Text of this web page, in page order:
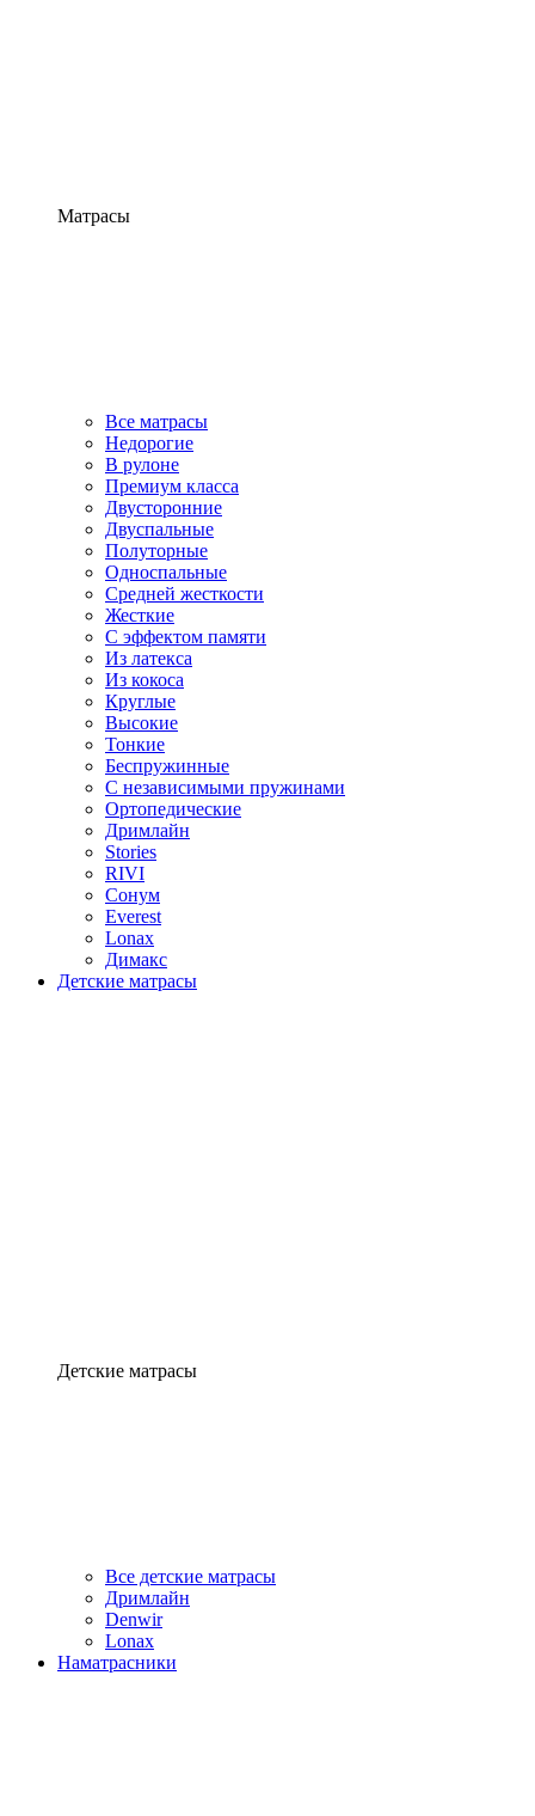
Матрасы
Все матрасы
Недорогие
В рулоне
Премиум класса
Двусторонние
Двуспальные
Полуторные
Односпальные
Средней жесткости
Жесткие
С эффектом памяти
Из латекса
Из кокоса
Круглые
Высокие
Тонкие
Беспружинные
С независимыми пружинами
Ортопедические
Дримлайн
Stories
RIVI
Сонум
Everest
Lonax
Димакс
Детские матрасы
Детские матрасы
Все детские матрасы
Дримлайн
Denwir
Lonax
Наматрасники